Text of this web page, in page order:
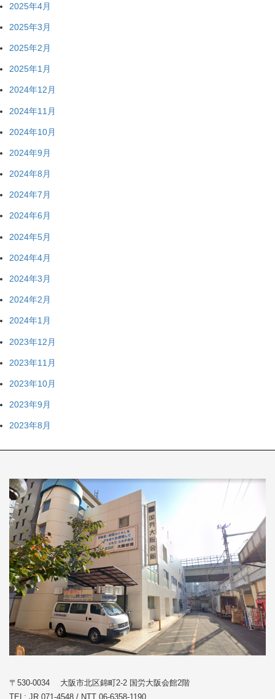
2025年4月
2025年3月
2025年2月
2025年1月
2024年12月
2024年11月
2024年10月
2024年9月
2024年8月
2024年7月
2024年6月
2024年5月
2024年4月
2024年3月
2024年2月
2024年1月
2023年12月
2023年11月
2023年10月
2023年9月
2023年8月
〒530-0034 大阪市北区錦町2-2 国労大阪会館2階
TEL: JR 071-4548 / NTT 06-6358-1190